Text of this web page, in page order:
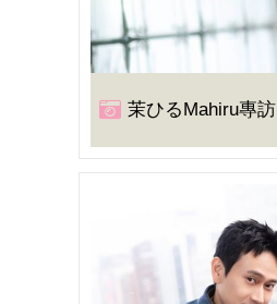
茉ひるMahiru專訪